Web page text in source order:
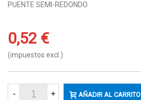
PUENTE SEMI-REDONDO
0,52 €
(impuestos excl.)
- + AÑADIR AL CARRITO